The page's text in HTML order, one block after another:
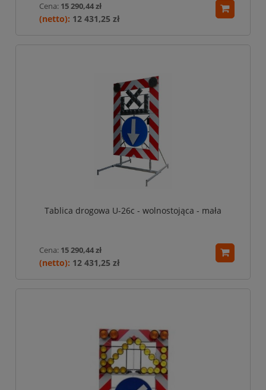
Cena: 15 290,44 zł
12 431,25 zł
Tablica drogowa U-26c - wolnostojąca - mała
Cena: 15 290,44 zł
12 431,25 zł